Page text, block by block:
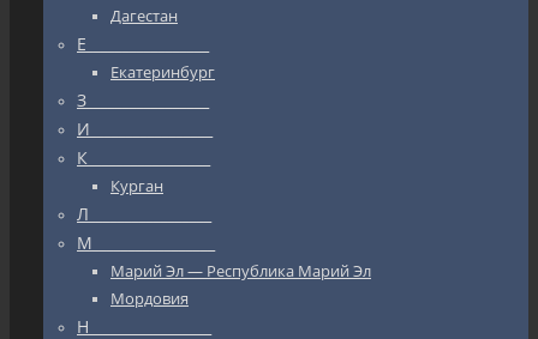
Дагестан
Е_________________
Екатеринбург
З_________________
И_________________
К_________________
Курган
Л_________________
М_________________
Марий Эл — Республика Марий Эл
Мордовия
Н_________________